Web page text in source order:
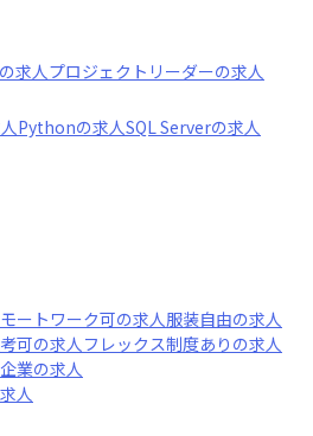
の求人プロジェクトリーダーの求人
Pythonの求人SQL Serverの求人
ートワーク可の求人服装自由の求人
可の求人フレックス制度あり の求人
業の求人
人